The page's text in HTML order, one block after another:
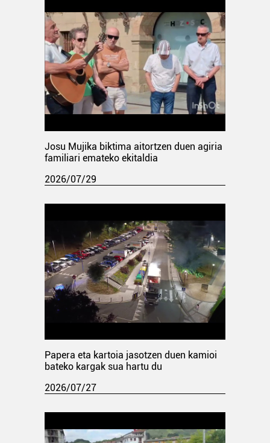
Josu Mujika biktima aitortzen duen agiria
familiari emateko ekitaldia
2026/07/29
Papera eta kartoia jasotzen duen kamioi
bateko kargak sua hartu du
2026/07/27